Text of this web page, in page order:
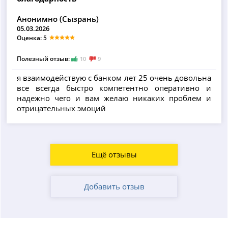
Анонимно (Сызрань)
05.03.2026
Оценка: 5
Полезный отзыв: 10 9
я взаимодействую с банком лет 25 очень довольна
все всегда быстро компетентно оперативно и
надежно чего и вам желаю никаких проблем и
отрицательных эмоций
Ещё отзывы
Добавить отзыв